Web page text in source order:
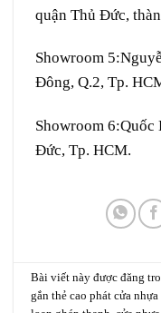
quận Thủ Đức,
Showroom 5:
Đông, Q.2, Tp.
Showroom 6:Quốc
Đức, Tp. HCM.
Bài viết này được đăng
gắn thẻcao phát cửa